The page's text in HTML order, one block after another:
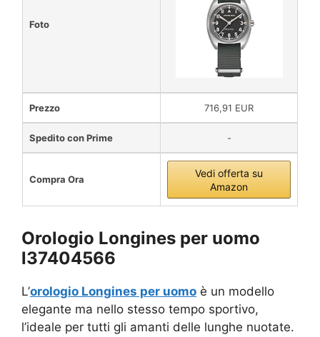
Foto
Prezzo 716,91 EUR
Spedito con Prime -
Compra Ora
Vedi offerta su
Amazon
Orologio Longines per uomo
l37404566
L’orologio Longines per uomo è un modello
elegante ma nello stesso tempo sportivo,
l’ideale per tutti gli amanti delle lunghe nuotate.